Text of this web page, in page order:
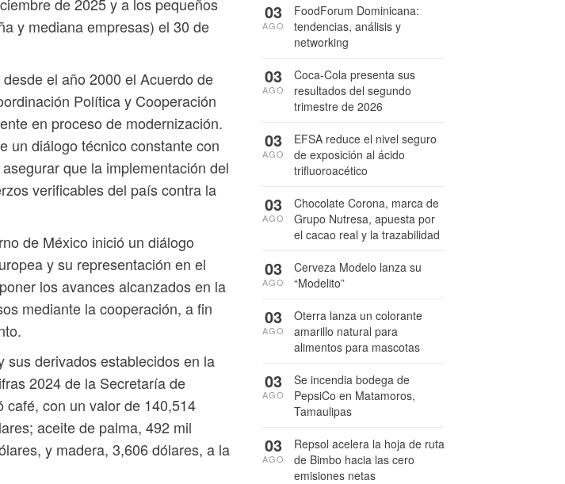
y mediana empresas) el 30 de
el año 2000 el Acuerdo de
Política y Cooperación
en proceso de modernización.
un diálogo técnico constante con
que la implementación del
verificables del país contra la
de México inició un diálogo
y su representación en el
los avances alcanzados en la
mediante la cooperación, a fin
sus derivados establecidos en la
2024 de la Secretaría de
con un valor de 140,514
aceite de palma, 492 mil
y madera, 3,606 dólares, a la
FoodForum Dominicana:
tendencias, análisis y
networking
03
AGO
Coca-Cola presenta sus
resultados del segundo
trimestre de 2026
03
AGO
EFSA reduce el nivel seguro
de exposición al ácido
trifluoroacético
03
AGO
Chocolate Corona, marca de
Grupo Nutresa, apuesta por
el cacao real y la trazabilidad
03
AGO
Cerveza Modelo lanza su
“Modelito”
03
AGO
Oterra lanza un colorante
amarillo natural para
alimentos para mascotas
03
AGO
Se incendia bodega de
PepsiCo en Matamoros,
Tamaulipas
03
AGO
Repsol acelera la hoja de ruta
de Bimbo hacia las cero
emisiones netas
03
AGO